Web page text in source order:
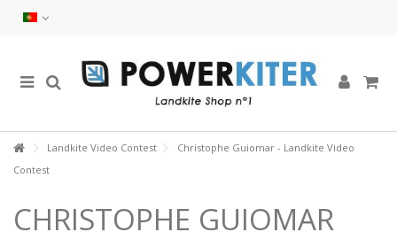
Landkite Video Contest
Christophe Guiomar - Landkite Video
Contest
CHRISTOPHE GUIOMAR